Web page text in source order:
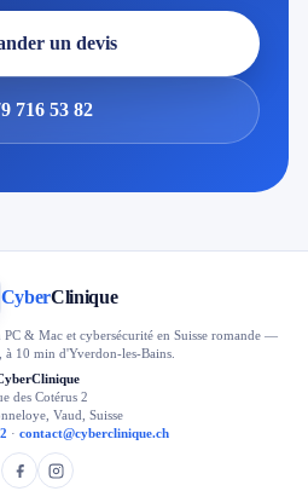
un devis
716 53 82
CyberClinique
& Mac et cybersécurité en Suisse romande —
à 10 min d'Yverdon-les-Bains.
des Cotérus 2
Vaud, Suisse
· contact@cyberclinique.ch